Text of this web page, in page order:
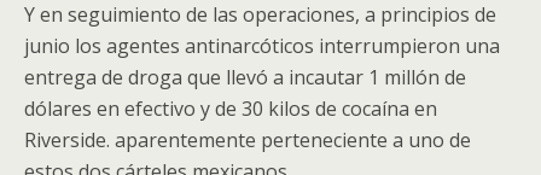
Y en seguimiento de las operaciones, a principios de
junio los agentes antinarcóticos interrumpieron una
entrega de droga que llevó a incautar 1 millón de
dólares en efectivo y de 30 kilos de cocaína en
Riverside. aparentemente perteneciente a uno de